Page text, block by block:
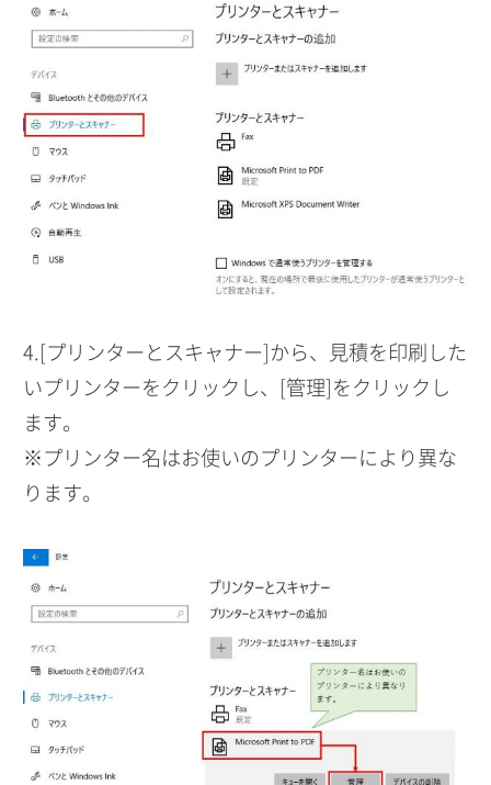
4.[プリンターとスキャナー]から、見積を印刷した
いプリンターをクリックし、[管理]をクリックし
ます。
※プリンター名はお使いのプリンターにより異な
ります。